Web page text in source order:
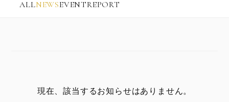
ALLNEWSEVENTREPORT
現在、該当するお知らせはありません。